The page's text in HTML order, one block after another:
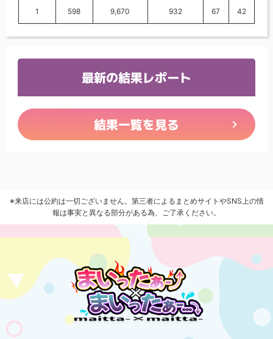
1 598 9,670 932 67 42
最新の結果レポート
結果一覧を見る
※来店には公約は一切ございません。第三者によるまとめサイトやSNS上の情
報は事実と異なる部分がある為、ご了承ください。